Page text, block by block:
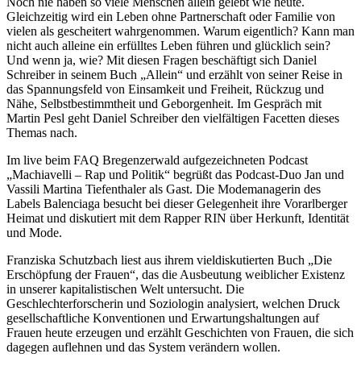
Gleichzeitig wird ein Leben ohne Partnerschaft oder Familie von
vielen als gescheitert wahrgenommen. Warum eigentlich? Kann man
nicht auch alleine ein erfülltes Leben führen und glücklich sein?
Und wenn ja, wie? Mit diesen Fragen beschäftigt sich Daniel
Schreiber in seinem Buch „Allein“ und erzählt von seiner Reise in
das Spannungsfeld von Einsamkeit und Freiheit, Rückzug und
Nähe, Selbstbestimmtheit und Geborgenheit. Im Gespräch mit
Martin Pesl geht Daniel Schreiber den vielfältigen Facetten dieses
Themas nach.
Im live beim FAQ Bregenzerwald aufgezeichneten Podcast
„Machiavelli – Rap und Politik“ begrüßt das Podcast-Duo Jan und
Vassili Martina Tiefenthaler als Gast. Die Modemanagerin des
Labels Balenciaga besucht bei dieser Gelegenheit ihre Vorarlberger
Heimat und diskutiert mit dem Rapper RIN über Herkunft, Identität
und Mode.
Franziska Schutzbach liest aus ihrem vieldiskutierten Buch „Die
Erschöpfung der Frauen“, das die Ausbeutung weiblicher Existenz
in unserer kapitalistischen Welt untersucht. Die
Geschlechterforscherin und Soziologin analysiert, welchen Druck
gesellschaftliche Konventionen und Erwartungshaltungen auf
Frauen heute erzeugen und erzählt Geschichten von Frauen, die sich
dagegen auflehnen und das System verändern wollen.